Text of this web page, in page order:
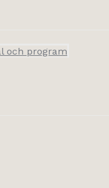
och program